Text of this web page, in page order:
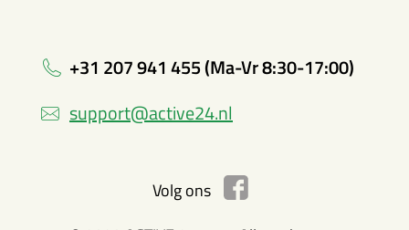
+31 207 941 455 (Ma-Vr 8:30-17:00)
support@active24.nl
Volg ons